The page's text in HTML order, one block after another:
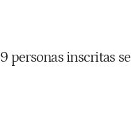
personas inscritas se